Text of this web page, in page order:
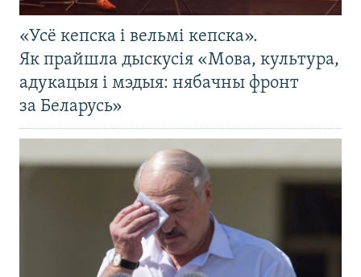
«Усё кепска і вельмі кепска».
Як прайшла дыскусія «Мова, культура,
адукацыя і мэдыя: нябачны фронт
за Беларусь»